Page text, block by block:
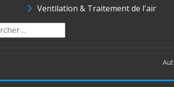
Ventilation & Traitement de l'air